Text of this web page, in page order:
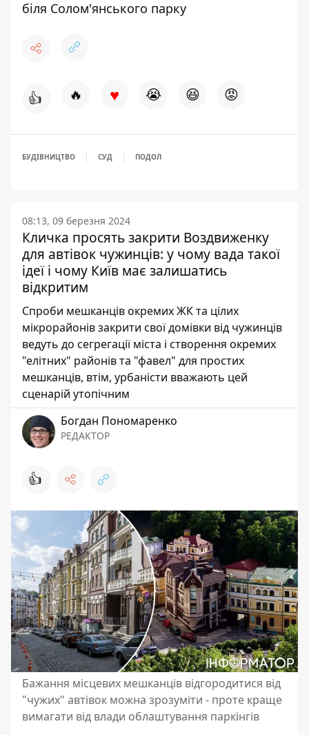
біля Солом'янського парку
👍 🔥 ♥ 😭 😆 😡
БУДІВНИЦТВО СУД ПОДОЛ
08:13, 09 березня 2024
Кличка просять закрити Воздвиженку
для автівок чужинців: у чому вада такої
ідеї і чому Київ має залишатись
відкритим
Спроби мешканців окремих ЖК та цілих
мікрорайонів закрити свої домівки від чужинців
ведуть до сегрегації міста і створення окремих
"елітних" районів та "фавел" для простих
мешканців, втім, урбаністи вважають цей
сценарій утопічним
Богдан Пономаренко
РЕДАКТОР
👍
Бажання місцевих мешканців відгородитися від
"чужих" автівок можна зрозуміти - проте краще
вимагати від влади облаштування паркінгів